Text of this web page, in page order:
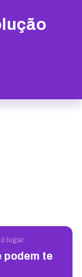
lugar
podem te